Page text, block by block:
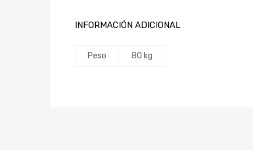
INFORMACIÓN ADICIONAL
Peso 80 kg